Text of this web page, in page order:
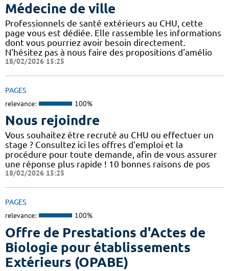
Médecine de ville
Professionnels de santé extérieurs au CHU, cette
page vous est dédiée. Elle rassemble les informations
dont vous pourriez avoir besoin directement.
N'hésitez pas à nous faire des propositions d'amélio
18/02/2026 15:25
PAGES
relevance: 100%
Nous rejoindre
Vous souhaitez être recruté au CHU ou effectuer un
stage ? Consultez ici les offres d'emploi et la
procédure pour toute demande, afin de vous assurer
une réponse plus rapide ! 10 bonnes raisons de pos
18/02/2026 15:25
PAGES
relevance: 100%
Offre de Prestations d'Actes de
Biologie pour établissements
Extérieurs (OPABE)